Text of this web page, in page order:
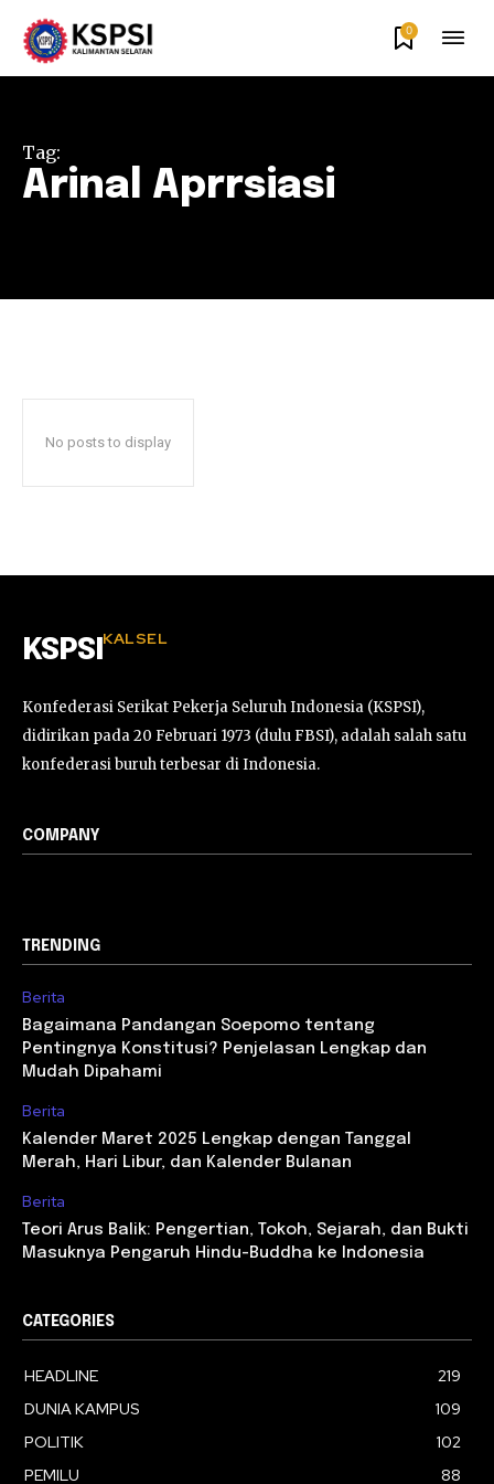
0
Tag:
Arinal Aprrsiasi
No posts to display
KSPSI KALSEL
Konfederasi Serikat Pekerja Seluruh Indonesia (KSPSI),
didirikan pada 20 Februari 1973 (dulu FBSI), adalah salah satu
konfederasi buruh terbesar di Indonesia.
COMPANY
TRENDING
Berita
Bagaimana Pandangan Soepomo tentang
Pentingnya Konstitusi? Penjelasan Lengkap dan
Mudah Dipahami
Berita
Kalender Maret 2025 Lengkap dengan Tanggal
Merah, Hari Libur, dan Kalender Bulanan
Berita
Teori Arus Balik: Pengertian, Tokoh, Sejarah, dan Bukti
Masuknya Pengaruh Hindu-Buddha ke Indonesia
CATEGORIES
HEADLINE
219
DUNIA KAMPUS
109
POLITIK
102
PEMILU
88